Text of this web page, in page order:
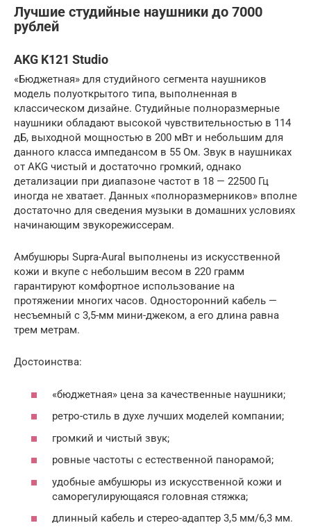
Лучшие студийные наушники до 7000
рублей
AKG K121 Studio
«Бюджетная» для студийного сегмента наушников
модель полуоткрытого типа, выполненная в
классическом дизайне. Студийные полноразмерные
наушники обладают высокой чувствительностью в 114
дБ, выходной мощностью в 200 мВт и небольшим для
данного класса импедансом в 55 Ом. Звук в наушниках
от AKG чистый и достаточно громкий, однако
детализации при диапазоне частот в 18 — 22500 Гц
иногда не хватает. Данных «полноразмерников» вполне
достаточно для сведения музыки в домашних условиях
начинающим звукорежиссерам.
Амбушюры Supra-Aural выполнены из искусственной
кожи и вкупе с небольшим весом в 220 грамм
гарантируют комфортное использование на
протяжении многих часов. Односторонний кабель —
несъемный с 3,5-мм мини-джеком, а его длина равна
трем метрам.
Достоинства:
«бюджетная» цена за качественные наушники;
ретро-стиль в духе лучших моделей компании;
громкий и чистый звук;
ровные частоты с естественной панорамой;
удобные амбушюры из искусственной кожи и
саморегулирующаяся головная стяжка;
длинный кабель и стерео-адаптер 3,5 мм/6,3 мм.